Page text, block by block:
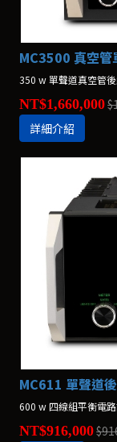
MC3500 真空
350 w 單聲道真空管
NT$1,660,000
詳細介紹
MC611 單聲道
600 w 四線組平衡電
NT$916,000